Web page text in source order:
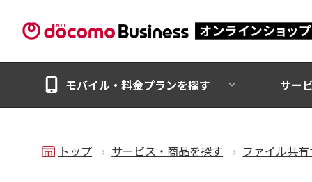
モバイル・料金プランを探す サー
トップ サービス・商品を探す ファイル共